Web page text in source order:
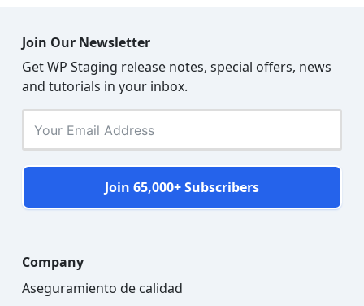
Join Our Newsletter
Get WP Staging release notes, special offers, news
and tutorials in your inbox.
Join 65,000+ Subscribers
Company
Aseguramiento de calidad